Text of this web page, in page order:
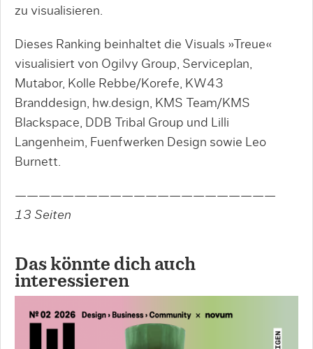
zu visualisieren.
Dieses Ranking beinhaltet die Visuals »Treue«
visualisiert von Ogilvy Group, Serviceplan,
Mutabor, Kolle Rebbe/Korefe, KW43
Branddesign, hw.design, KMS Team/KMS
Blackspace, DDB Tribal Group und Lilli
Langenheim, Fuenfwerken Design sowie Leo
Burnett.
——————————————————————
13 Seiten
Das könnte dich auch
interessieren